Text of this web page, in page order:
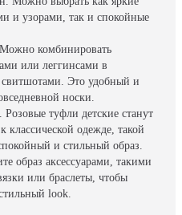
и узорами, так и спокойные
Можно комбинировать
или леггинсами в
Это удобный и
носки.
. Розовые туфли детские станут
одежде, такой
и стильный образ.
образ аксессуарами, такими
или браслеты, чтобы
look.